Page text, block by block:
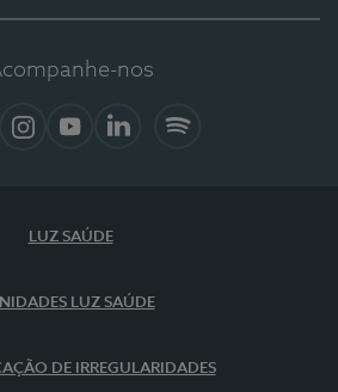
nos
LUZ SAÚDE
LUZ SAÚDE
DE IRREGULARIDADES